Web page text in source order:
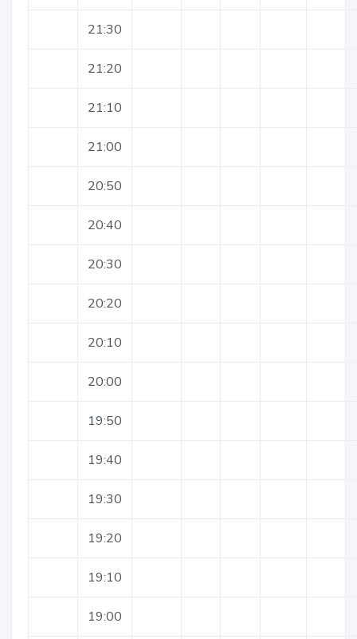
21:30
21:20
21:10
21:00
20:50
20:40
20:30
20:20
20:10
20:00
19:50
19:40
19:30
19:20
19:10
19:00